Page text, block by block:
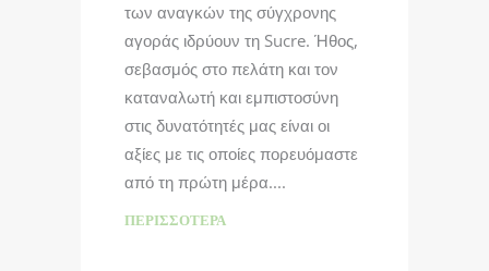
των αναγκών της σύγχρονης
αγοράς ιδρύουν τη Sucre. Ήθος,
σεβασμός στο πελάτη και τον
καταναλωτή και εμπιστοσύνη
στις δυνατότητές μας είναι οι
αξίες με τις οποίες πορευόμαστε
από τη πρώτη μέρα.
ΠΕΡΙΣΣΌΤΕΡΑ